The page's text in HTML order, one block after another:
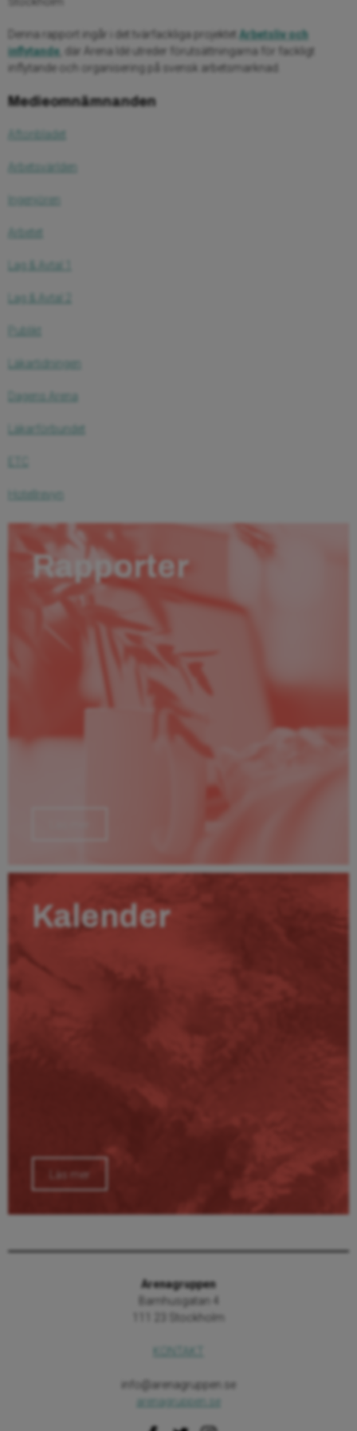
Denna rapport ingår i det tvärfackliga projektet Arbetsliv och
inflytande , där Arena Idé utreder förutsättningarna för fackligt
inflytande och organisering på svensk arbetsmarknad.
Medieomnämnanden
Aftonbladet
Arbetsvärlden
Ingenjören
Arbetet
Lag & Avtal 1
Lag & Avtal 2
Publikt
Läkartidningen
Dagens Arena
Läkarförbundet
Hotellrevyn
Rapporter
Kalender
Läs mer
Arenagruppen
Barnhusgatan 4
111 23 Stockholm
info@arenagruppen.se
arenagruppen.se